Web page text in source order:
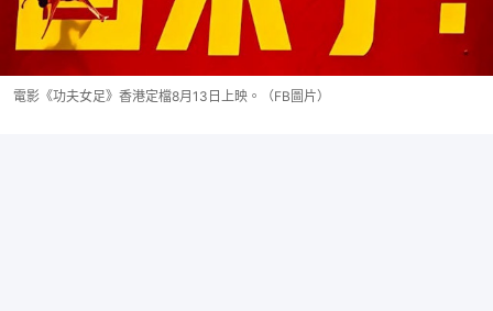
電影《功夫女足》香港定檔8月13日上映。（FB圖片）